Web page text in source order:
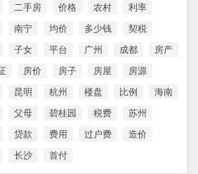
二手房 价格 农村
利率
南宁 均价 多少钱
契税
子女 平台 广州 成都
房产
房价 房子 房屋
房源
昆明 杭州 楼盘 比例
海南
父母 碧桂园 税费
苏州
贷款 费用 过户费
造价
长沙 首付